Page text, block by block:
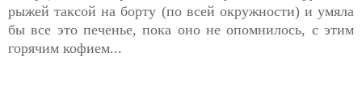
рыжей таксой на борту (по всей окружности) и умяла
бы все это печенье, пока оно не опомнилось, с этим
горячим кофием...